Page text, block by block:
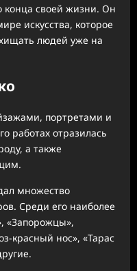
конца своей жизни. Он
искусства, которое
людей уже на
портретами и
работах отразилась
а также
множество
Среди его наиболее
«Запорожцы»,
красный нос», «Тарас